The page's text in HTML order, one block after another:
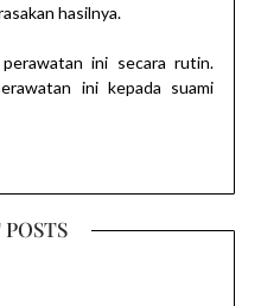
hasilnya.
ini secara rutin.
ini kepada suami